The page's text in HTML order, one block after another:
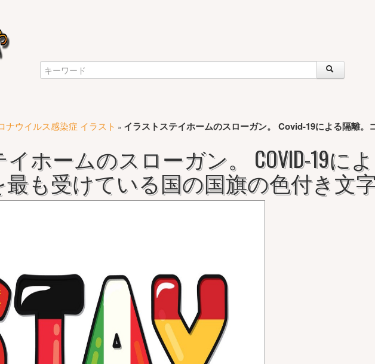
ナウイルス感染症 イラスト » イラストステイホームのスローガン。 Covid-19による隔離
ホームのスローガン。 COVID-19に
も受けている国の国旗の色付き文